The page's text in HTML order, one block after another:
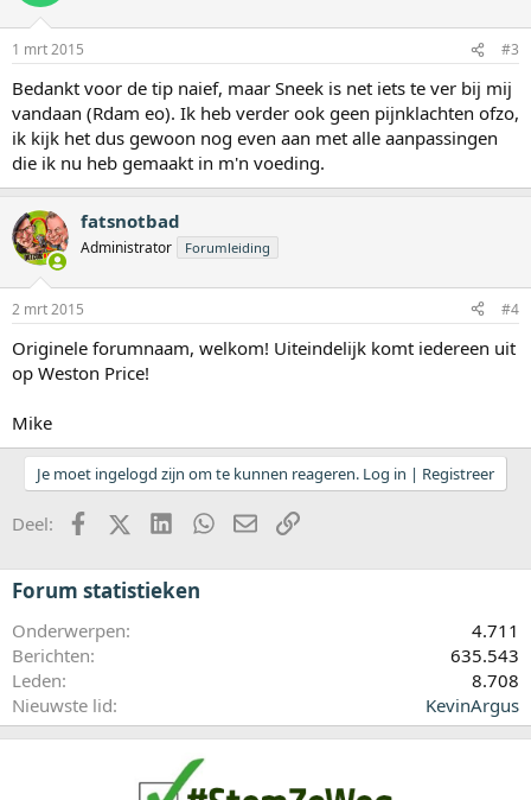
1 mrt 2015 #3
Bedankt voor de tip naief, maar Sneek is net iets te ver bij mij
vandaan (Rdam eo). Ik heb verder ook geen pijnklachten ofzo,
ik kijk het dus gewoon nog even aan met alle aanpassingen
die ik nu heb gemaakt in m'n voeding.
fatsnotbad
Administrator Forumleiding
2 mrt 2015 #4
Originele forumnaam, welkom! Uiteindelijk komt iedereen uit
op Weston Price!
Mike
Je moet ingelogd zijn om te kunnen reageren. Log in | Registreer
Deel: FacebookX (Twitter)LinkedInWhatsApp
E-mailkoppeling
Forum statistieken
Onderwerpen
4.711
Berichten
635.543
Leden
8.708
Nieuwste lid
KevinArgus